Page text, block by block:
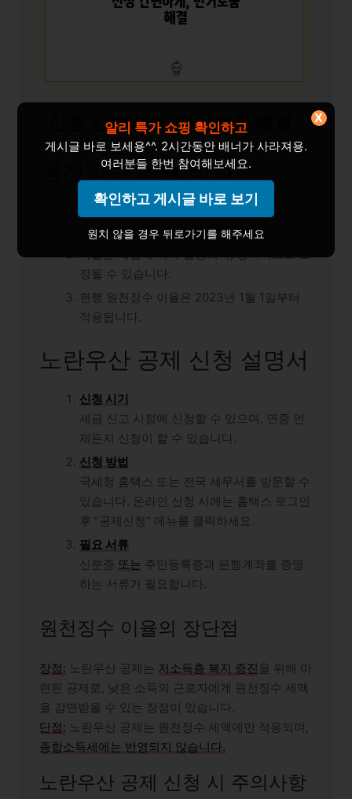
신청 간편하게, 번거로움 해결
원천징수 이율 비교
노란우산 공제
의 원천징수 이율은 0.5%로, 일
반 근로소득 공제와는 별도로 적용됩니다.
정될 수 있습니다.
현행 원천징수 이율은 2023년 1월 1일부터
적용됩니다.
노란우산 공제 신청 설명서
신청 시기
세금 신고 시점에 신청할 수 있으며, 연중 언
제든지 신청이 할 수 있습니다.
신청 방법
국세청 홈택스 또는 전국 세무서를 방문할 수
있습니다. 온라인 신청 시에는 홈택스 로그인
후 “공제신청” 메뉴를 클릭하세요.
필요 서류
신분증 또는 주민등록증과 은행계좌를 증명
하는 서류가 필요합니다.
원천징수 이율의 장단점
장점: 노란우산 공제는 저소득층 복지 증진을 위해 마
련된 공제로, 낮은 소득의 근로자에게 원천징수 세액
을 감면받을 수 있는 장점이 있습니다.
단점: 노란우산 공제는 원천징수 세액에만 적용되며,
종합소득세에는 반영되지 않습니다.
노란우산 공제 신청 시 주의사항
알리 특가 쇼핑 확인하고
게시글 바로 보세용^^. 2시간동안 배너가 사라져용.
여러분들 한번 참여해보세요.
확인하고 게시글 바로 보기
원치 않을 경우 뒤로가기를 해주세요
X